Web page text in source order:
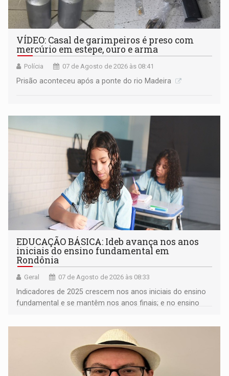
VÍDEO: Casal de garimpeiros é preso com
mercúrio em estepe, ouro e arma
Polícia 07 de Agosto de 2026 às 08:41
Prisão aconteceu após a ponte do rio Madeira
EDUCAÇÃO BÁSICA: Ideb avança nos anos
iniciais do ensino fundamental em
Rondônia
Geral 07 de Agosto de 2026 às 08:33
Indicadores de 2025 crescem nos anos iniciais do ensino
fundamental e se mantêm nos anos finais; e no ensino